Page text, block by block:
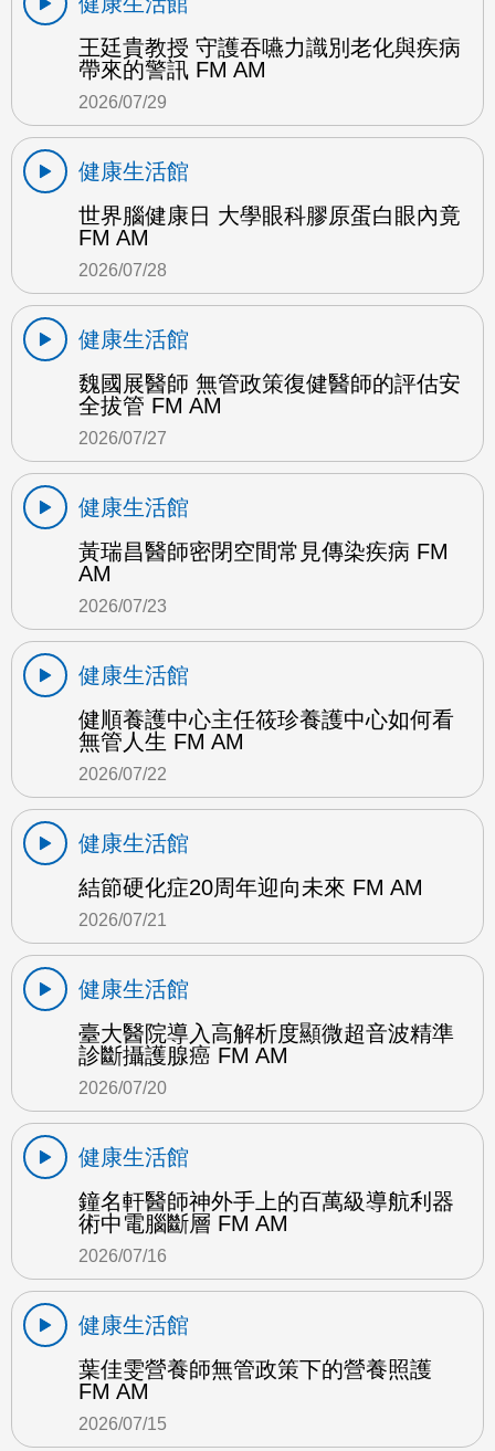
王廷貴教授 守護吞嚥力識別老化與疾病
帶來的警訊 FM AM
2026/07/29
健康生活館
世界腦健康日 大學眼科膠原蛋白眼內竟
FM AM
2026/07/28
健康生活館
魏國展醫師 無管政策復健醫師的評估安
全拔管 FM AM
2026/07/27
健康生活館
黃瑞昌醫師密閉空間常見傳染疾病 FM
AM
2026/07/23
健康生活館
健順養護中心主任筱珍養護中心如何看
無管人生 FM AM
2026/07/22
健康生活館
結節硬化症20周年迎向未來 FM AM
2026/07/21
健康生活館
臺大醫院導入高解析度顯微超音波精準
診斷攝護腺癌 FM AM
2026/07/20
健康生活館
鐘名軒醫師神外手上的百萬級導航利器
術中電腦斷層 FM AM
2026/07/16
健康生活館
葉佳雯營養師無管政策下的營養照護
FM AM
2026/07/15